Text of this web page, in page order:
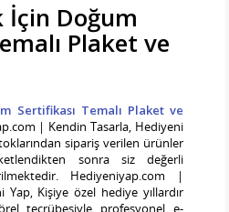
İçin Doğum
Plaket ve
Sertifikası Temalı Plaket ve
| Kendin Tasarla, Hediyeni
sipariş verilen ürünler
sonra siz değerli
Hediyeniyap.com |
Yap, Kişiye özel hediye yıllardır
tecrübesiyle profesyonel e-